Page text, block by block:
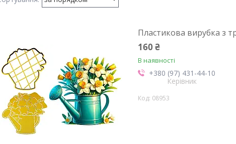
Пластикова вирубка з
160 ₴
В наявності
+380 (97) 431-44-10
Керівник
08953